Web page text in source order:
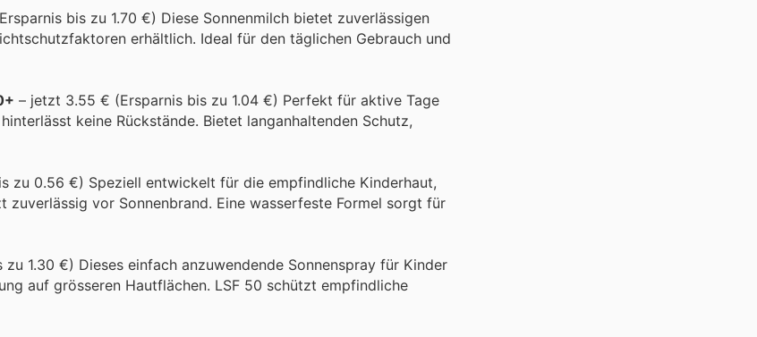
bis zu 1.70 €) Diese Sonnenmilch bietet zuverlässigen
erhältlich. Ideal für den täglichen Gebrauch und
– jetzt 3.55 € (Ersparnis bis zu 1.04 €) Perfekt für aktive Tage
keine Rückstände. Bietet langanhaltenden Schutz,
zu 0.56 €) Speziell entwickelt für die empfindliche Kinderhaut,
vor Sonnenbrand. Eine wasserfeste Formel sorgt für
1.30 €) Dieses einfach anzuwendende Sonnenspray für Kinder
auf grösseren Hautflächen. LSF 50 schützt empfindliche